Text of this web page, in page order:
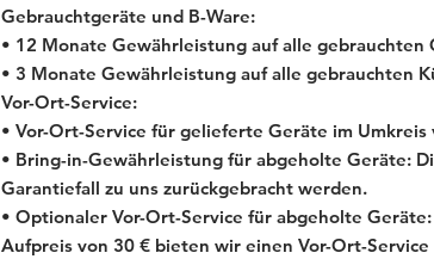
Gebrauchtgeräte und B-Ware:
• 12 Monate Gewährleistung auf alle gebrauchten
• 3 Monate Gewährleistung auf alle gebrauchten
Vor-Ort-Service:
• Vor-Ort-Service für gelieferte Geräte im
• Bring-in-Gewährleistung für abgeholte Geräte:
Garantiefall zu uns zurückgebracht werden.
• Optionaler Vor-Ort-Service für abgeholte
Aufpreis von 30 € bieten wir einen Vor-Ort-